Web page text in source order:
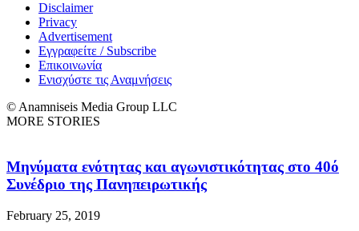
Disclaimer
Privacy
Advertisement
Εγγραφείτε / Subscribe
Επικοινωνία
Ενισχύστε τις Αναμνήσεις
© Anamniseis Media Group LLC
MORE STORIES
Μηνύματα ενότητας και αγωνιστικότητας στο 40ό
Συνέδριο της Πανηπειρωτικής
February 25, 2019